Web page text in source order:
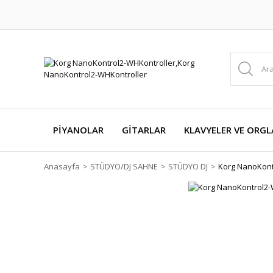
PİYANOLAR GİTARLAR KLAVYELER VE
Anasayfa STÜDYO/DJ SAHNE STÜDYO DJ Korg